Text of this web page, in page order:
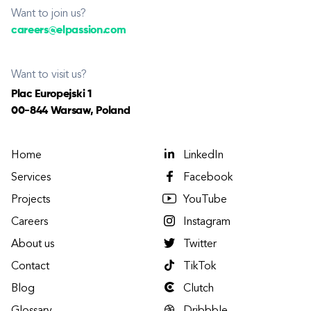
Want to join us?
careers@elpassion.com
Want to visit us?
Plac Europejski 1
00-844 Warsaw, Poland
Home
Services
Projects
Careers
About us
Contact
Blog
LinkedIn
Facebook
YouTube
Instagram
Twitter
TikTok
Clutch